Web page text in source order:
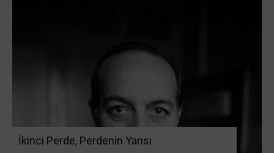
İkinci Perde, Perdenin Yarısı